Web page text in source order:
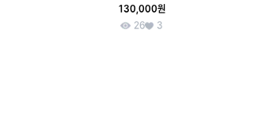
130,000원
26
3